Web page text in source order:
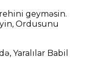
geyməsin.
Ordusunu
Yaralılar Babil